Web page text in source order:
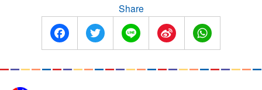
Share
FacebookTwitter Line
Sina
Weibo
WhatsApp